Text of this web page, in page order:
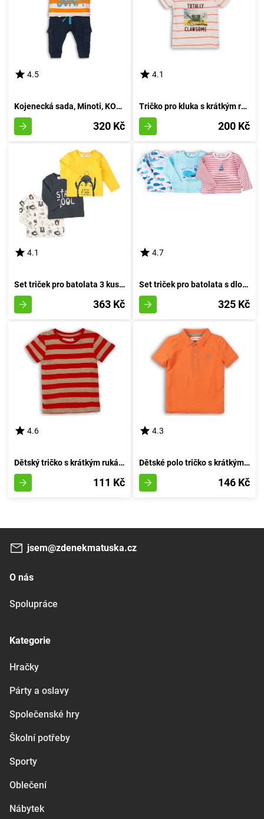
4.5
Kojenecká sada, Minoti, KOKOS 3, žluté - 86/92
320 Kč
4.1
Tričko pro kluka s krátkým rukávem, značky Minoti, model Crab 1, bílé barvy - velikost 92/98 | pro věk 2-3 let
200 Kč
4.1
Set triček pro batolata 3 kusy, Minoti, Objetí 8, chlapec - 74/80 | 9-12 měsíců
363 Kč
4.7
Set triček pro batolata s dlouhými rukávy 3ks, Minoti, Ship 8, chlapec - 74/80 | 9-12m
325 Kč
4.6
Dětský tričko s krátkým rukávem pro chlapce, značky Minoti, design 1PRUH 1, červené - velikost 92/98 | 2/3 roky
111 Kč
4.3
Dětské polo tričko s krátkým rukávem, Minoti, 1POLO 6, oranžové barvy - velikost 92/98 | pro věk 2-3 let
146 Kč
jsem@zdenekmatuska.cz
O nás
Spolupráce
Kategorie
Hračky
Párty a oslavy
Společenské hry
Školní potřeby
Sporty
Oblečení
Nábytek